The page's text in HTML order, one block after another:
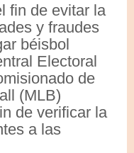
fin de evitar la
y fraudes
béisbol
Electoral
de
(MLB)
de verificar la
a las